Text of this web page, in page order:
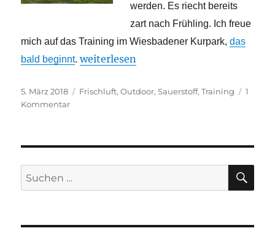
werden. Es riecht bereits
zart nach Frühling. Ich freue
mich auf das Training im Wiesbadener Kurpark,das
bald beginnt.„Ab nach draußen“
weiterlesen
Veröffentlicht
am
5. März 2018 Schlagwörter
Frischluft,Outdoor,Sauerstoff,Training
1
Kommentarzu
Suchen
nach: